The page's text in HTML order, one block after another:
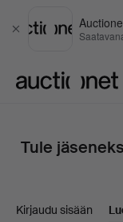
Sulje
Tule
Kirjaudu sisään